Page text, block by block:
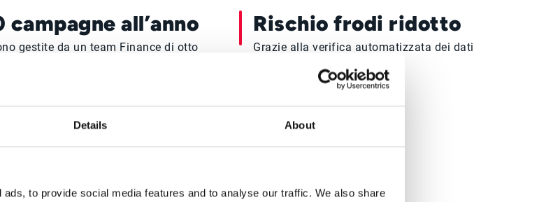
Details About
to provide social media features and to analyse our traffic. We also share
campagne all’anno
gestite da un team Finance di otto
Rischio frodi ridotto
Grazie alla verifica automatizzata dei dati